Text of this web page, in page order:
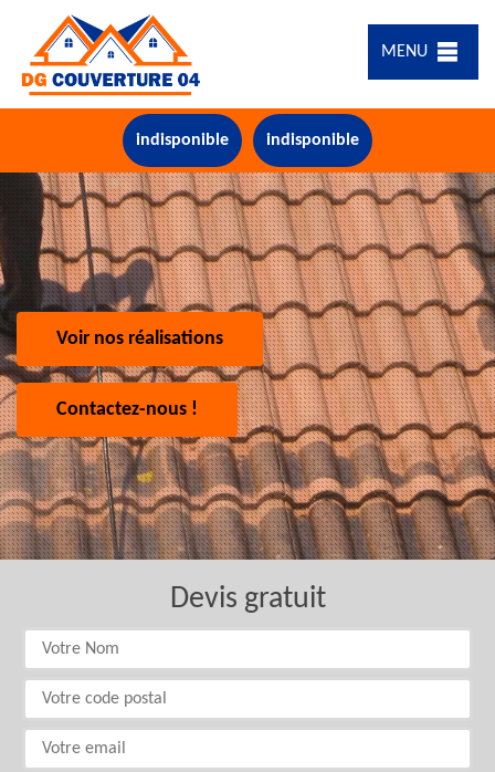
MENU
indisponible indisponible
Voir nos réalisations
Contactez-nous !
Devis gratuit